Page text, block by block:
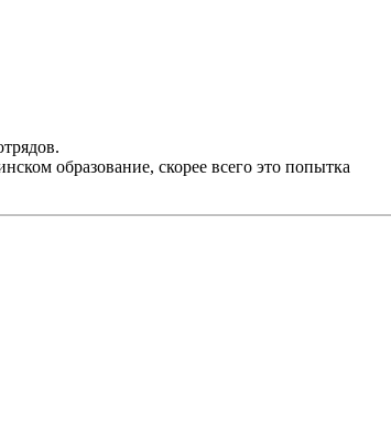
образование, скорее всего это попытка